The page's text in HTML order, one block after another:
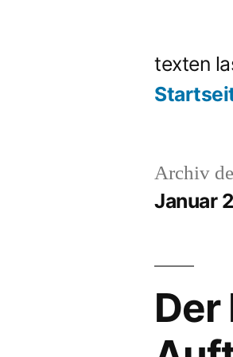
texten
Archiv
Januar
Der